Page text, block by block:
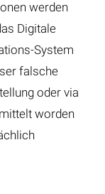
werden
Digitale
System
falsche
oder via
worden